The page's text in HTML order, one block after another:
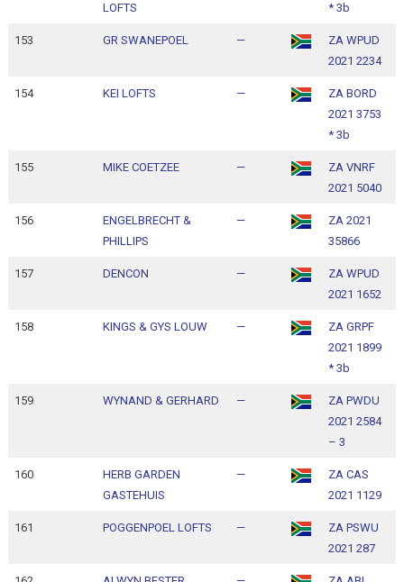
LOFTS
* 3b
153 GR SWANEPOEL —
ZA WPUD
2021 2234
154 KEI LOFTS —
ZA BORD
2021 3753
* 3b
155 MIKE COETZEE —
ZA VNRF
2021 5040
156
ENGELBRECHT &
PHILLIPS
—
ZA 2021
35866
157 DENCON —
ZA WPUD
2021 1652
158 KINGS & GYS LOUW —
ZA GRPF
2021 1899
* 3b
159 WYNAND & GERHARD —
ZA PWDU
2021 2584
– 3
160
HERB GARDEN
GASTEHUIS
—
ZA CAS
2021 1129
161 POGGENPOEL LOFTS —
ZA PSWU
2021 287